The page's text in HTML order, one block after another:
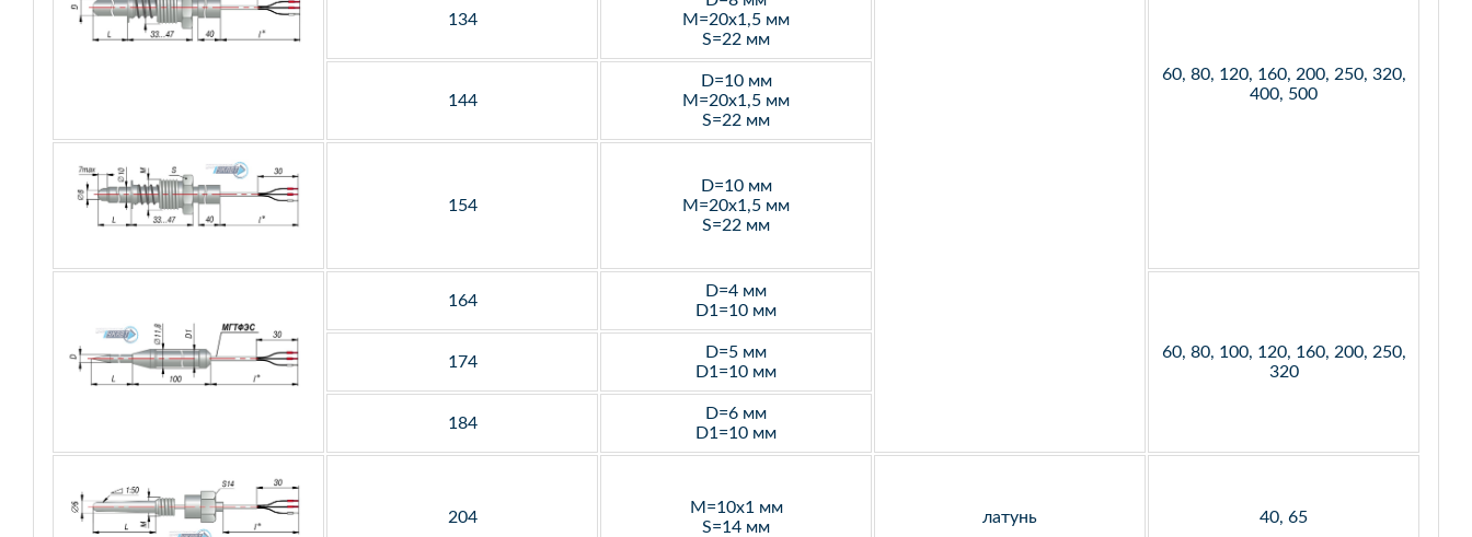
60, 80, 120, 160, 200, 250, 320,
400, 500
134
M=20х1,5 мм
S=22 мм
144
D=10 мм
M=20х1,5 мм
S=22 мм
154
D=10 мм
M=20х1,5 мм
S=22 мм
164
D=4 мм
D1=10 мм
60, 80, 100, 120, 160, 200, 250,
320
174
D=5 мм
D1=10 мм
184
D=6 мм
D1=10 мм
204
M=10х1 мм
S=14 мм
латунь 40, 65